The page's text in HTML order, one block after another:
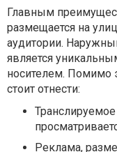
Главным
размещается на
аудитории.
является
носителем. Помимо
стоит отнести:
Реклама,